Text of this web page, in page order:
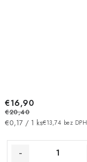
€13,74 bez DPH
€16,90
€20,40
Jednotková
€0,17 / 1 ks